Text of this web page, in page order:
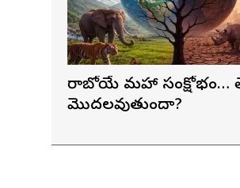
రాబోయే మహా సంక్షోభం…
మొదలవుతుందా?